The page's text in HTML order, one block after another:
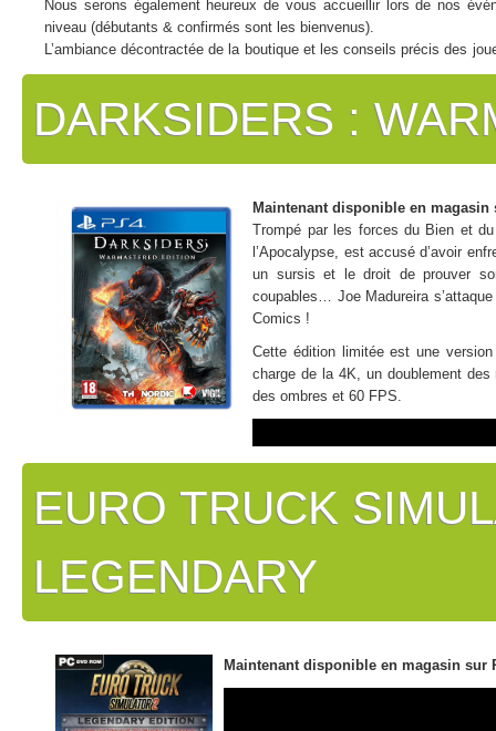
Nous serons également heureux de vous accueillir lors de nos
niveau (débutants & confirmés sont les bienvenus).
L’ambiance décontractée de la boutique et les conseils précis des
l’univers deMagic : The Gathering!
N’hésitez pas à rejoindre legroupe FACEBOOK créé par les joueurs
DARKSIDERS :
Maintenant disponible en magasin
Trompé par les forces du Bien et
l’Apocalypse, est accusé d’avoir
un sursis et le droit de prouver
coupables… Joe Madureira
Comics !
Cette édition limitée est une
charge de la 4K, un doublement
des ombres et 60 FPS.
EURO TRUCK
LEGENDARY
Maintenant disponible en magasin sur